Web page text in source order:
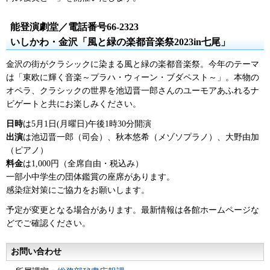
能登演劇堂／電話番号66-2323
いしかわ・金沢「風と緑の楽都音楽祭2023in七尾」
金沢の街がクラシックに染まる風と緑の楽都音楽祭。今年のテーマ
は「東欧に輝く音楽～プラハ・ウィーン・ブダペスト～」。本物の
オペラ、クラシックの世界を池辺晋一郎さんのユーモアあふれるナ
ビゲートと共にお楽しみください。
日時は5月1日(月曜日)午後1時30分開演
出演は池辺晋一郎（司会）、秋本悠希（メゾソプラノ）、大野由加
（ピアノ）
料金は1,000円（全席自由・税込み）
一部小中学生の団体鑑賞の座席があります。
感染症対策にご協力をお願いします。
予定が変更となる場合があります。最新情報は各館ホームページな
どでご確認ください。
お問い合わせ